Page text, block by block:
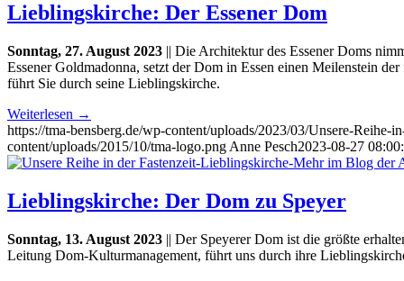
Lieblingskirche: Der Essener Dom
Sonntag, 27. August 2023 || Die Architektur des Essener Doms
Essener Goldmadonna, setzt der Dom in Essen einen Meilenstein
führt Sie durch seine Lieblingskirche.
Weiterlesen →
https://tma-bensberg.de/wp-content/uploads/2023/03/Unsere-
content/uploads/2015/10/tma-logo.png Anne Pesch2023-08-27
Lieblingskirche: Der Dom zu Speyer
Sonntag, 13. August 2023 || Der Speyerer Dom ist die größte
Leitung Dom-Kulturmanagement, führt uns durch ihre